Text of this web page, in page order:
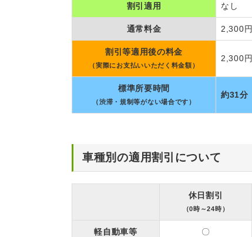
割引適用 なし
通常料金 2,300円
割引等適用後の料金
（実際にお支払いいただく料金額）
2,300円
標準所要時間
（渋滞・規制等がない場合です）
約31分
車種別の適用割引について
休日割引
（0時～24時）
軽自動車等 〇